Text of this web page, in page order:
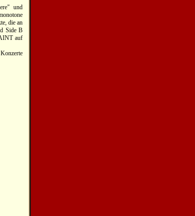
und
die an
Side B
auf